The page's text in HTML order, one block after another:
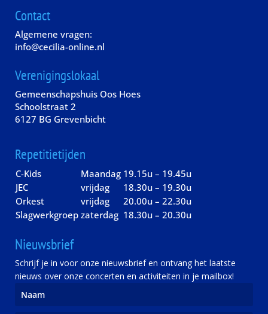
Contact
Algemene vragen:
info@cecilia-online.nl
Verenigingslokaal
Gemeenschapshuis Oos Hoes
Schoolstraat 2
6127 BG Grevenbicht
Repetitietijden
C-Kids Maandag 19.15u – 19.45u
JEC
vrijdag
18.30u – 19.30u
Orkest
vrijdag
20.00u – 22.30u
Slagwerkgroep zaterdag 18.30u – 20.30u
Nieuwsbrief
Schrijf je in voor onze nieuwsbrief en ontvang het laatste
nieuws over onze concerten en activiteiten in je mailbox!